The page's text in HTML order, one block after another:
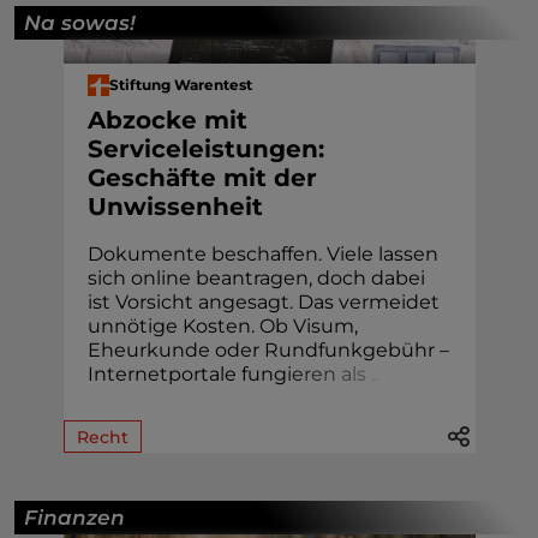
Na sowas!
Stiftung Warentest
Abzocke mit
Serviceleistungen:
Geschäfte mit der
Unwissenheit
Dokumente beschaffen. Viele lassen
sich online beantragen, doch dabei
ist Vorsicht angesagt. Das vermeidet
unnötige Kosten. Ob Visum,
Eheur­kunde oder Rund­funk­gebühr –
Internetportale fungieren als
Recht
Finanzen